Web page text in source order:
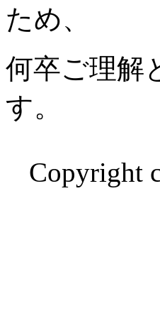
ため、
何卒ご理解
す。
Copyright